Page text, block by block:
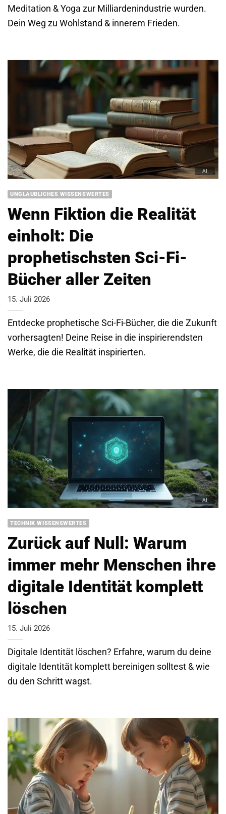
Meditation & Yoga zur Milliardenindustrie wurden.
Dein Weg zu Wohlstand & innerem Frieden.
UNGLAUBLICHES WISSENSWERTES
Wenn Fiktion die Realität
einholt: Die
prophetischsten Sci-Fi-
Bücher aller Zeiten
15. Juli 2026
Entdecke prophetische Sci-Fi-Bücher, die die Zukunft
vorhersagten! Deine Reise in die inspirierendsten
Werke, die die Realität inspirierten.
TECHNIK WISSENSWERTES
Zurück auf Null: Warum
immer mehr Menschen ihre
digitale Identität komplett
löschen
15. Juli 2026
Digitale Identität löschen? Erfahre, warum du deine
digitale Identität komplett bereinigen solltest & wie
du den Schritt wagst.